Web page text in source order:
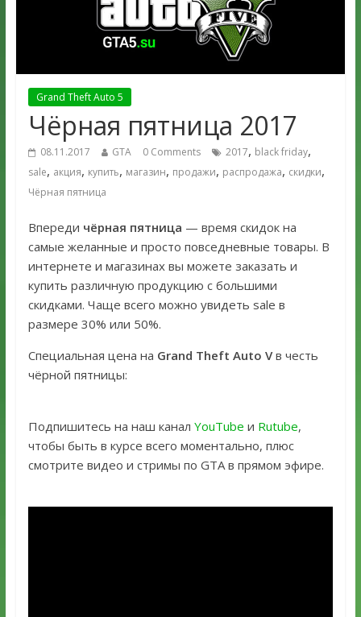
Grand Theft Auto 5
Чёрная пятница 2017
08.11.2017 GTA 0 Comments 2017, black friday,
sale, акция, купить, магазин, продажи, распродажа, скидки,
Чёрная пятница
Впереди чёрная пятница — время скидок на
самые желанные и просто повседневные товары. В
интернете и магазинах вы можете заказать и
купить различную продукцию с большими
скидками. Чаще всего можно увидеть sale в
размере 30% или 50%.
Специальная цена на Grand Theft Auto Vв честь
чёрной пятницы:
Подпишитесь на наш канал YouTube и Rutube,
чтобы быть в курсе всего моментально, плюс
смотрите видео и стримы по GTA в прямом эфире.